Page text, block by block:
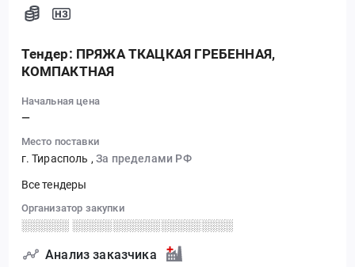
Тендер: ПРЯЖА ТКАЦКАЯ ГРЕБЕННАЯ,
КОМПАКТНАЯ
Начальная цена
—
Место поставки
г. Тирасполь ,За пределами РФ
Все тендеры
Организатор закупки
░░░░░░ ░░░░░░░░░░░░░░░░░░░░
Анализ заказчика